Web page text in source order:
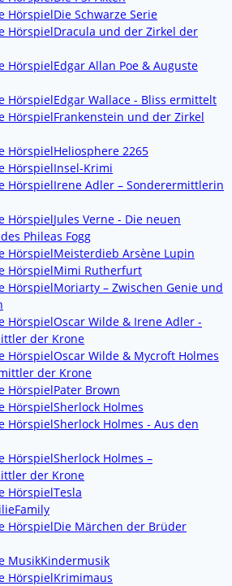
Die Schwarze Serie
Dracula und der Zirkel der
Edgar Allan Poe & Auguste
Edgar Wallace - Bliss ermittelt
Frankenstein und der Zirkel
Heliosphere 2265
Insel-Krimi
Irene Adler – Sonderermittlerin
Jules Verne - Die neuen
Phileas Fogg
Meisterdieb Arsène Lupin
Mimi Rutherfurt
Moriarty – Zwischen Genie und
Oscar Wilde & Irene Adler -
der Krone
Oscar Wilde & Mycroft Holmes
der Krone
Pater Brown
Sherlock Holmes
Sherlock Holmes - Aus den
Sherlock Holmes –
der Krone
Tesla
Family
Die Märchen der Brüder
Kindermusik
Krimimaus